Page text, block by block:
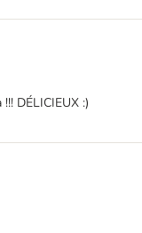
DÉLICIEUX :)